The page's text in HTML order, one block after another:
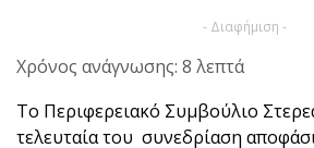
- Διαφήμιση -
Χρόνος ανάγνωσης: 8 λεπτά
Το Περιφερειακό Συμβούλιο
τελευταία του συνεδρίαση